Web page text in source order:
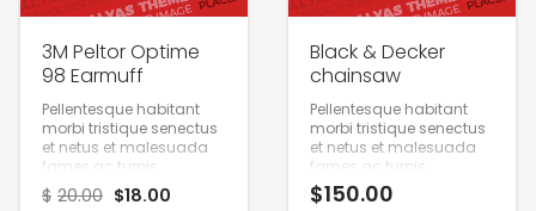
3M Peltor Optime
98 Earmuff
Pellentesque habitant
morbi tristique senectus
et netus et malesuada
fames ac turpis.
$ 20.00 $18.00
Black & Decker
chainsaw
Pellentesque habitant
morbi tristique senectus
et netus et malesuada
fames ac turpis.
$150.00